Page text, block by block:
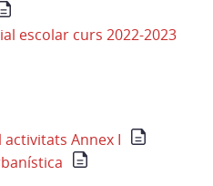
escolar curs 2022-2023
Annex I